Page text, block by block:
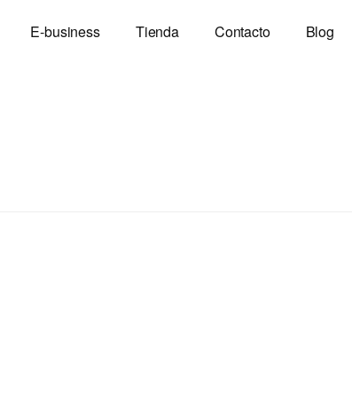
E-business Tienda Contacto Blog